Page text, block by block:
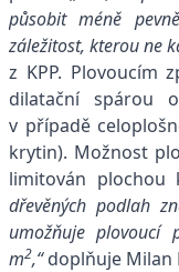
působit méně
záležitost, kterou ne
z KPP. Plovoucím
dilatační spárou
v případě
krytin). Možnost
limitován plochou
dřevěných podlah
umožňuje plovoucí
m2,“doplňuje Milan